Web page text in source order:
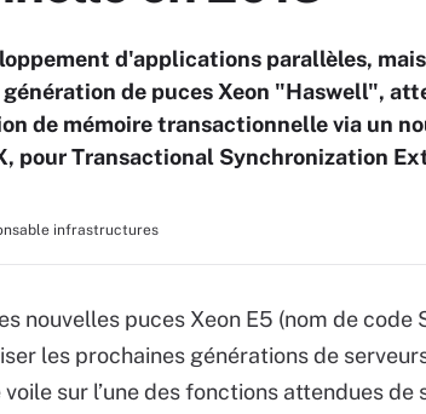
d'applications parallèles,
de puces Xeon "Haswell",
de mémoire transactionnelle via un
pour Transactional Synchronization
infrastructures
nouvelles puces Xeon E5 (nom de code
les prochaines générations de serveurs
sur l’une des fonctions attendues de